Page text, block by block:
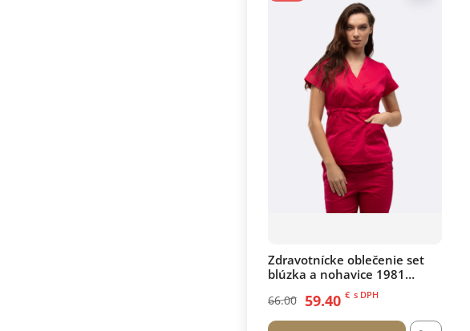
Zdravotnícke oblečenie set
blúzka a nohavice 1981
66.00 59.40 € s DPH